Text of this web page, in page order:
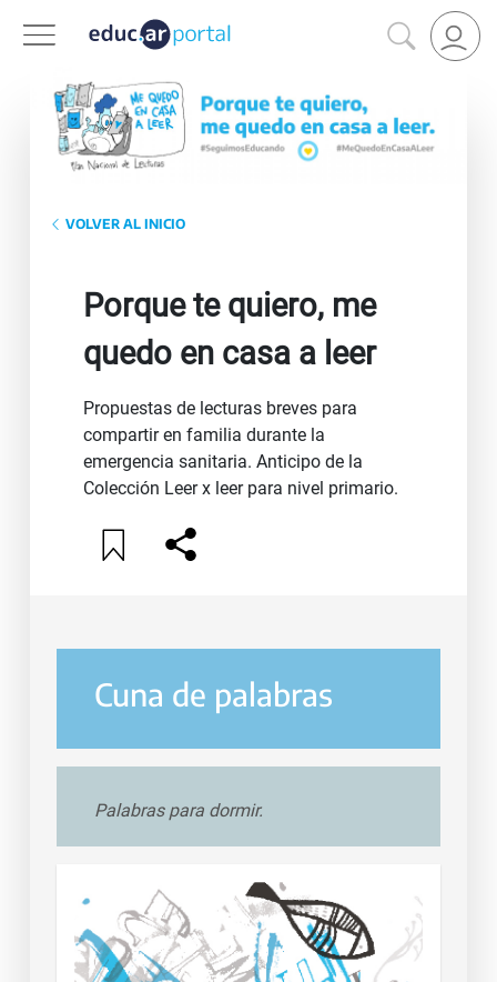
VOLVER AL INICIO
Porque te quiero, me
quedo en casa a leer
Propuestas de lecturas breves para
compartir en familia durante la
emergencia sanitaria. Anticipo de la
Colección Leer x leer para nivel primario.
Cuna de palabras
Palabras para dormir.